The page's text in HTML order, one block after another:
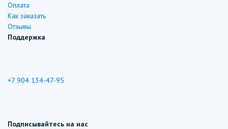
Оплата
Как заказать
Отзывы
Поддержка
+7 904 134-47-95
Подписывайтесь на нас